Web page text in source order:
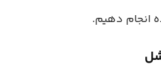
انجام دهیم.